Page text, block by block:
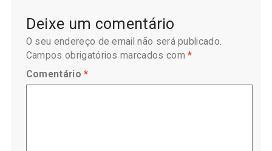
Deixe um comentário
O seu endereço de email não será publicado.
Campos obrigatórios marcados com*
Comentário*